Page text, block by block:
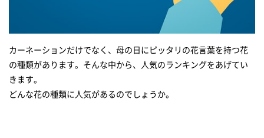
カーネーションだけでなく、母の日にピッタリの花言葉を持つ花
の種類があります。そんな中から、人気のランキングをあげてい
きます。
どんな花の種類に人気があるのでしょうか。